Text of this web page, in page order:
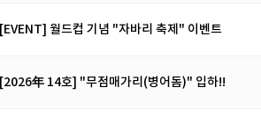
[EVENT] 월드컵 기념 "자바리 축제" 이벤트
[2026年 14호] "무점매가리(병어돔)" 입하!!